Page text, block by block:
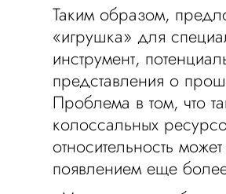
Таким образом,
«игрушка» для
инструмент,
представления о
Проблема в том, что
колоссальных
относительность
появлением еще